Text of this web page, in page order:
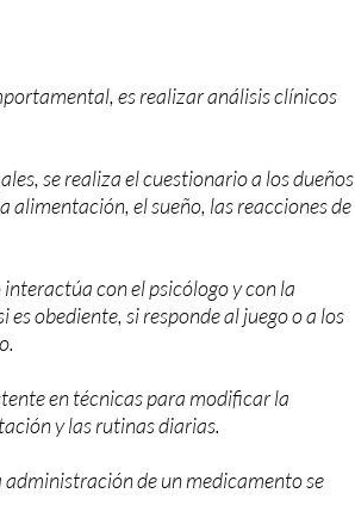
es realizar análisis clínicos
se realiza el cuestionario a los dueños
alimentación, el sueño, las reacciones de
con el psicólogo y con la
obediente, si responde al juego o a los
en técnicas para modificar la
y las rutinas diarias.
administración de un medicamento se